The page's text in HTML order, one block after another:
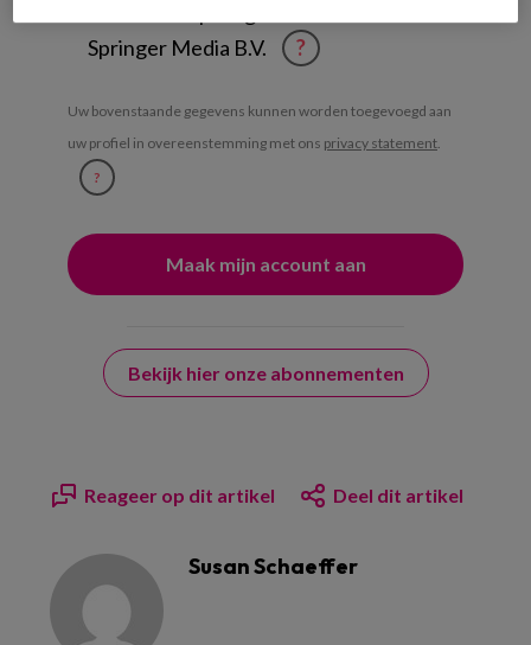
Springer Media B.V.
?
Uw bovenstaande gegevens kunnen worden toegevoegd aan
uw profiel in overeenstemming met ons privacy statement.
?
Bekijk hier onze abonnementen
Reageer op dit artikel Deel dit artikel
Susan Schaeffer